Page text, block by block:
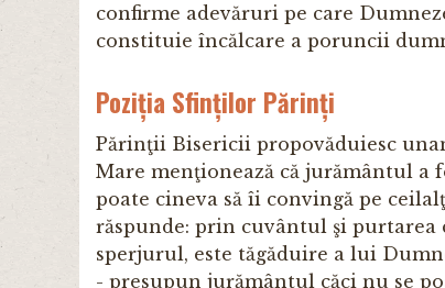
confirme adevăruri pe care
constituie încălcare a poruncii
Poziția Sfinților Părinți
Părinţii Bisericii propovăduiesc
Mare menţionează că jurământul
poate cineva să îi convingă pe
răspunde: prin cuvântul şi
sperjurul, este tăgăduire a lui
- presupun jurământul căci nu se